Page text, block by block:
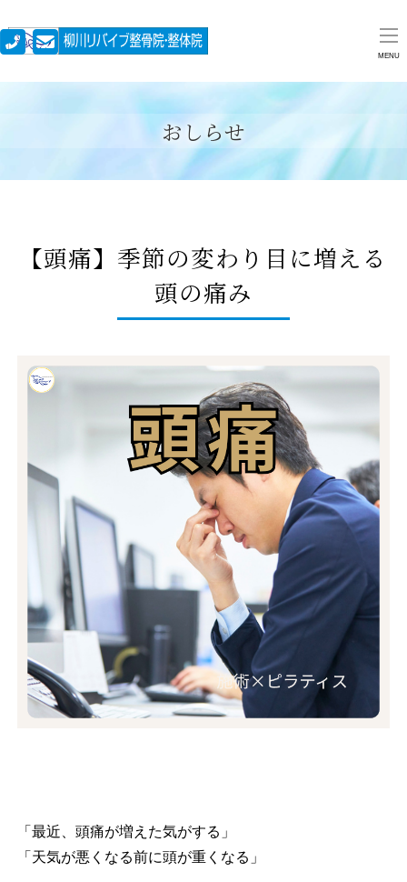
MENU
おしらせ
【頭痛】季節の変わり目に増える
頭の痛み
「最近、頭痛が増えた気がする」
「天気が悪くなる前に頭が重くなる」